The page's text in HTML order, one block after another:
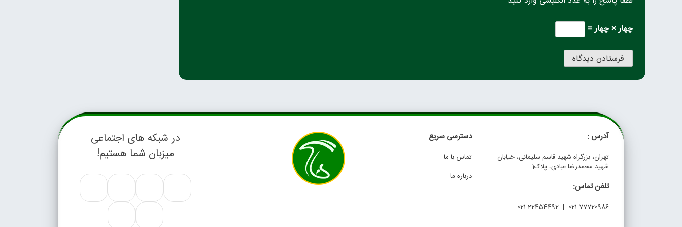
چهار × چهار =
آدرس :
تهران، بزرگراه شهید قاسم سلیمانی، خیابان
شهید محمدرضا عبادی، پلاک1
تلفن تماس:
021-77720986 | 021-22454492
دسترسی سریع
تماس با ما
درباره ما
در شبکه های اجتماعی
میزبان شما هستیم!